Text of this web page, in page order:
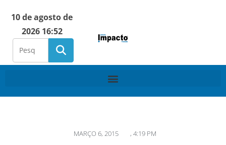
10 de agosto de
2026 16:52
MARÇO 6, 2015 , 4:19 PM